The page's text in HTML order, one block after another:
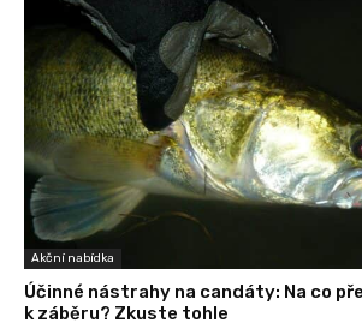
Akční nabídka
Účinné nástrahy na candáty: Na co
k záběru? Zkuste tohle